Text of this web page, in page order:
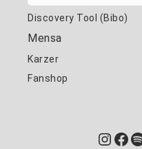
Discovery Tool (Bibo)
Mensa
Karzer
Fanshop